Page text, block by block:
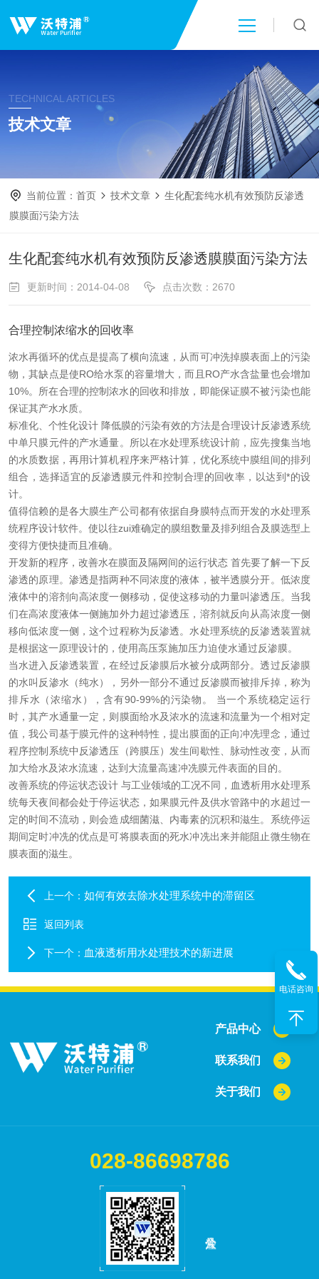
产品中心
新闻中心
成功案例
在线留言
联系我们
TECHNICAL ARTICLES
技术文章
当前位置：首页 技术文章
生化配套纯水机有效预防反渗透
膜膜面污染方法
生化配套纯水机有效预防反渗透膜膜面污染方法
更新时间：2014-04-08 点击次数：2670
合理控制浓缩水的回收率
浓水再循环的优点是提高了横向流速，从而可冲洗掉膜表面上的污染
物，其缺点是使RO给水泵的容量增大，而且RO产水含盐量也会增加
10%。所在合理的控制浓水的回收和排放，即能保证膜不被污染也能
保证其产水水质。
标准化、个性化设计 降低膜的污染有效的方法是合理设计反渗透系统
中单只膜元件的产水通量。所以在水处理系统设计前，应先搜集当地
的水质数据，再用计算机程序来严格计算，优化系统中膜组间的排列
组合，选择适宜的反渗透膜元件和控制合理的回收率，以达到*的设
计。
值得信赖的是各大膜生产公司都有依据自身膜特点而开发的水处理系
统程序设计软件。使以往zui难确定的膜组数量及排列组合及膜选型上
变得方便快捷而且准确。
开发新的程序，改善水在膜面及隔网间的运行状态 首先要了解一下反
渗透的原理。渗透是指两种不同浓度的液体，被半透膜分开。低浓度
液体中的溶剂向高浓度一侧移动，促使这移动的力量叫渗透压。当我
们在高浓度液体一侧施加外力超过渗透压，溶剂就反向从高浓度一侧
移向低浓度一侧，这个过程称为反渗透。水处理系统的反渗透装置就
是根据这一原理设计的，使用高压泵施加压力迫使水通过反渗膜。
当水进入反渗透装置，在经过反渗膜后水被分成两部分。透过反渗膜
的水叫反渗水（纯水），另外一部分不通过反渗膜而被排斥掉，称为
排斥水（浓缩水），含有90-99%的污染物。 当一个系统稳定运行
时，其产水通量一定，则膜面给水及浓水的流速和流量为一个相对定
值，我公司基于膜元件的这种特性，提出膜面的正向冲冼理念，通过
程序控制系统中反渗透压（跨膜压）发生间歇性、脉动性改变，从而
加大给水及浓水流速，达到大流量高速冲冼膜元件表面的目的。
改善系统的停运状态设计 与工业领域的工况不同，血透析用水处理系
统每天夜间都会处于停运状态，如果膜元件及供水管路中的水超过一
定的时间不流动，则会造成细菌滋、内毒素的沉积和滋生。系统停运
期间定时冲冼的优点是可将膜表面的死水冲冼出来并能阻止微生物在
膜表面的滋生。
上一个： 如何有效去除水处理系统中的滞留区
返回列表
下一个： 血液透析用水处理技术的新进展
产品中心
联系我们
关于我们
028-86698786
电话咨询